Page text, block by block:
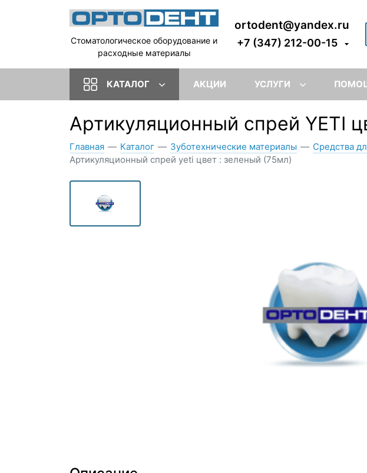
Стоматологическое оборудование и
расходные материалы
ortodent@yandex.ru
+7 (347) 212-00-15
КАТАЛОГ АКЦИИ УСЛУГИ
Артикуляционный спрей YETI
Главная — Каталог — Зуботехнические материалы — Средства
Артикуляционный спрей yeti цвет : зеленый (75мл)